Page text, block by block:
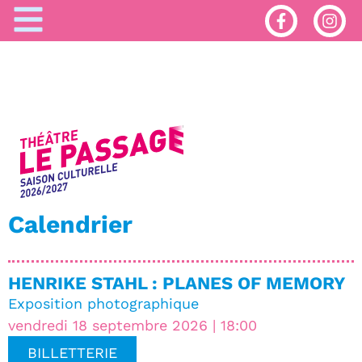
Calendrier
vendredi 18 septembre 2026 | 18:00
HENRIKE STAHL : PLANES OF MEMORY
Exposition photographique
BILLETTERIE